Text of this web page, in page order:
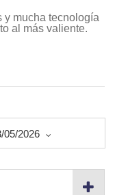
y mucha tecnología
al más valiente.
05/2026